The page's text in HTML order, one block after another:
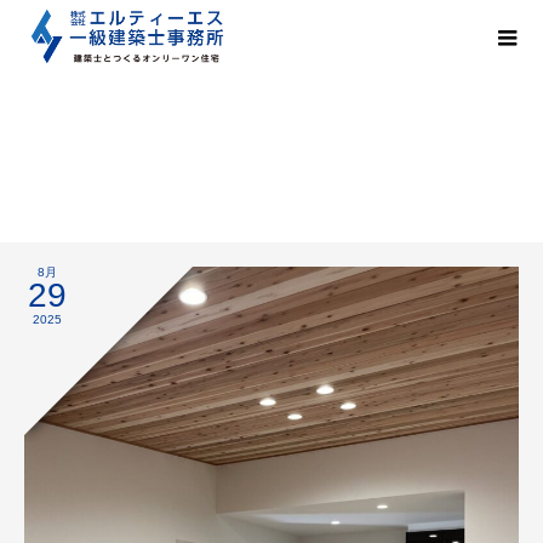
社内検査
8月
29
2025